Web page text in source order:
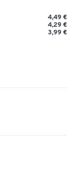
4,49 €
4,29 €
3,99 €